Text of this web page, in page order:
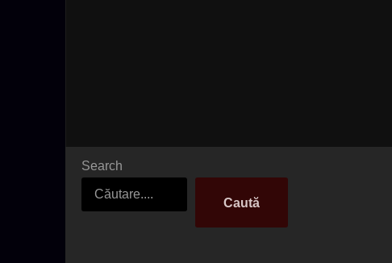
Search
Caută